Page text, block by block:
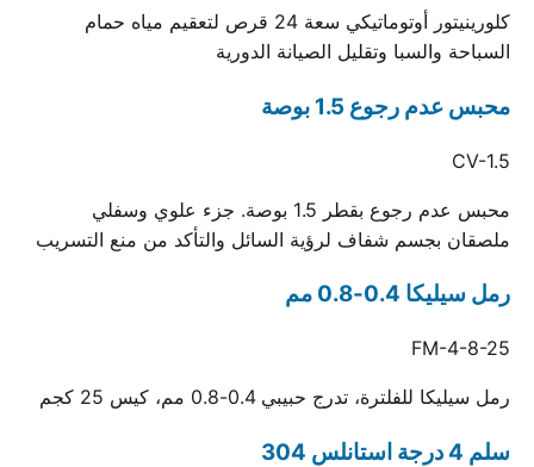
كلورينيتور أوتوماتيكي سعة 24 قرص لتعقيم مياه حمام
السباحة والسبا وتقليل الصيانة الدورية
محبس عدم رجوع 1.5 بوصة
CV-1.5
محبس عدم رجوع بقطر 1.5 بوصة. جزء علوي وسفلي
ملصقان بجسم شفاف لرؤية السائل والتأكد من منع التسريب
رمل سيليكا 0.4-0.8 مم
FM-4-8-25
رمل سيليكا للفلترة، تدرج حبيبي 0.4-0.8 مم، كيس 25 كجم
سلم 4 درجة استانلس 304